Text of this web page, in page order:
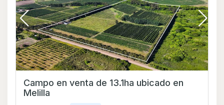
Campo en venta de 13.1ha ubicado en
Melilla